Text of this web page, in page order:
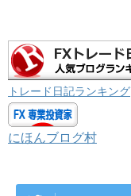
トレード日記ランキング
にほんブログ村